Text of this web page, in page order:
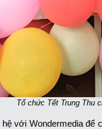
Tổ chức Tết Trung Thu
với Wondermedia